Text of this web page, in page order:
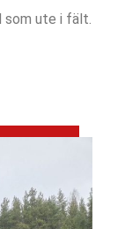
som ute i fält.